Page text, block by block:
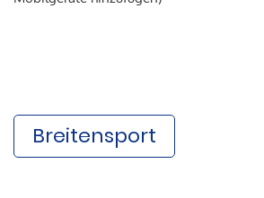
Breitensport